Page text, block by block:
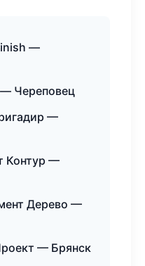
—
Череповец
—
Контур —
Дерево —
— Брянск